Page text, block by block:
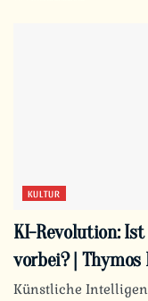
KULTUR
KI-Revolution:
vorbei? | Thymos
Künstliche